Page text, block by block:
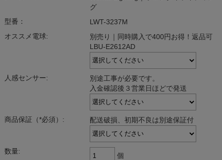
グ
型番：
LWT-3237M
オススメ電球:
別売り｜同時購入で400円お得！返品可
LBU-E2612AD
人感センサー:
別途工事が必要です。
入金確認後３営業日ほどで発送
商品保証（*必須）: 配送破損、初期不良は別途保証付
数量:
個